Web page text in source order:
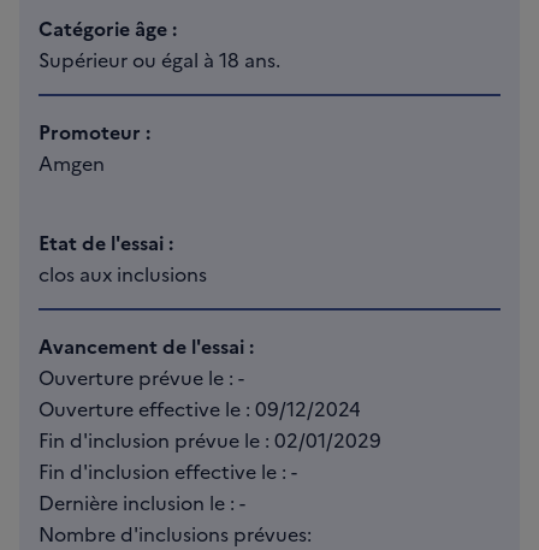
Catégorie âge :
Supérieur ou égal à 18 ans.
Promoteur :
Amgen
Etat de l'essai :
clos aux inclusions
Avancement de l'essai :
Ouverture prévue le : -
Ouverture effective le : 09/12/2024
Fin d'inclusion prévue le : 02/01/2029
Fin d'inclusion effective le : -
Dernière inclusion le : -
Nombre d'inclusions prévues: